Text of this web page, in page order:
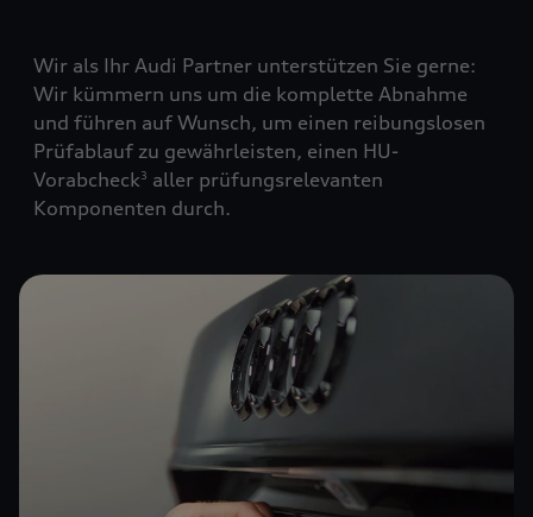
Wir als Ihr Audi Partner unterstützen Sie gerne:
Wir kümmern uns um die komplette Abnahme
und führen auf Wunsch, um einen reibungslosen
Prüfablauf zu gewährleisten, einen HU-
Vorabcheck3 aller prüfungsrelevanten
Komponenten durch.